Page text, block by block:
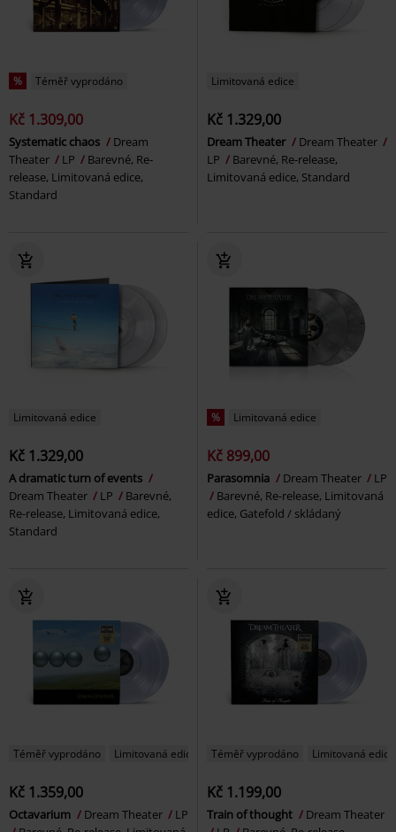
% Téměř vyprodáno
Kč 1.309,00
Systematic chaos
Dream
Theater
LP
Barevné, Re-
release, Limitovaná edice,
Standard
Limitovaná edice
Kč 1.329,00
Dream Theater
Dream Theater
LP
Barevné, Re-release,
Limitovaná edice, Standard
Limitovaná edice
Kč 1.329,00
A dramatic turn of events
Dream Theater
LP
Barevné,
Re-release, Limitovaná edice,
Standard
% Limitovaná edice
Kč 899,00
Parasomnia Dream Theater
LP
Barevné, Re-release, Limitovaná
edice, Gatefold / skládaný
Téměř vyprodáno Limitovaná edice
Kč 1.359,00
Octavarium Dream Theater
LP
Téměř vyprodáno Limitovaná edice
Kč 1.199,00
Train of thought
Dream Theater